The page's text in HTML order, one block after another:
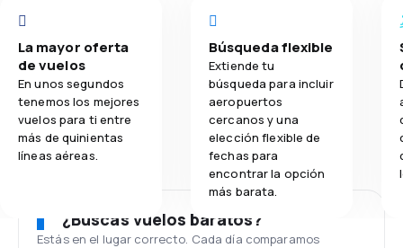
La mayor oferta
de vuelos
En unos segundos
tenemos los mejores
vuelos para ti entre
más de quinientas
líneas aéreas.
Búsqueda flexible
Extiende tu
búsqueda para incluir
aeropuertos
cercanos y una
elección flexible de
fechas para
encontrar la opción
más barata.
¿Buscas vuelos baratos?
Estás en el lugar correcto. Cada día comparamos